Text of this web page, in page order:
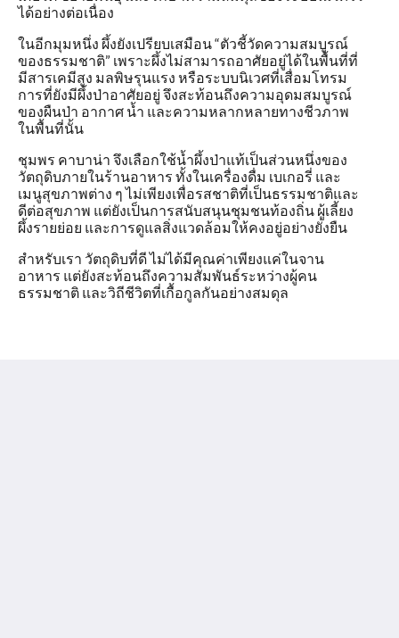
ได้อย่างต่อเนื่อง
ในอีกมุมหนึ่ง ผึ้งยังเปรียบเสมือน “ตัวชี้วัดความสมบูรณ์
ของธรรมชาติ” เพราะผึ้งไม่สามารถอาศัยอยู่ได้ในพื้นที่ที่
มีสารเคมีสูง มลพิษรุนแรง หรือระบบนิเวศที่เสื่อมโทรม
การที่ยังมีผึ้งป่าอาศัยอยู่ จึงสะท้อนถึงความอุดมสมบูรณ์
ของผืนป่า อากาศ น้ำ และความหลากหลายทางชีวภาพ
ในพื้นที่นั้น
ชุมพร คาบาน่า จึงเลือกใช้น้ำผึ้งป่าแท้เป็นส่วนหนึ่งของ
วัตถุดิบภายในร้านอาหาร ทั้งในเครื่องดื่ม เบเกอรี่ และ
เมนูสุขภาพต่าง ๆ ไม่เพียงเพื่อรสชาติที่เป็นธรรมชาติและ
ดีต่อสุขภาพ แต่ยังเป็นการสนับสนุนชุมชนท้องถิ่น ผู้เลี้ยง
ผึ้งรายย่อย และการดูแลสิ่งแวดล้อมให้คงอยู่อย่างยั่งยืน
สำหรับเรา วัตถุดิบที่ดี ไม่ได้มีคุณค่าเพียงแค่ในจาน
อาหาร แต่ยังสะท้อนถึงความสัมพันธ์ระหว่างผู้คน
ธรรมชาติ และวิถีชีวิตที่เกื้อกูลกันอย่างสมดุล